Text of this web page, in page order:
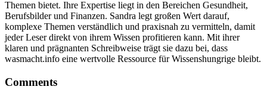
Themen bietet. Ihre Expertise liegt in den Bereichen Gesundheit,
Berufsbilder und Finanzen. Sandra legt großen Wert darauf,
komplexe Themen verständlich und praxisnah zu vermitteln, damit
jeder Leser direkt von ihrem Wissen profitieren kann. Mit ihrer
klaren und prägnanten Schreibweise trägt sie dazu bei, dass
wasmacht.info eine wertvolle Ressource für Wissenshungrige bleibt.
Comments